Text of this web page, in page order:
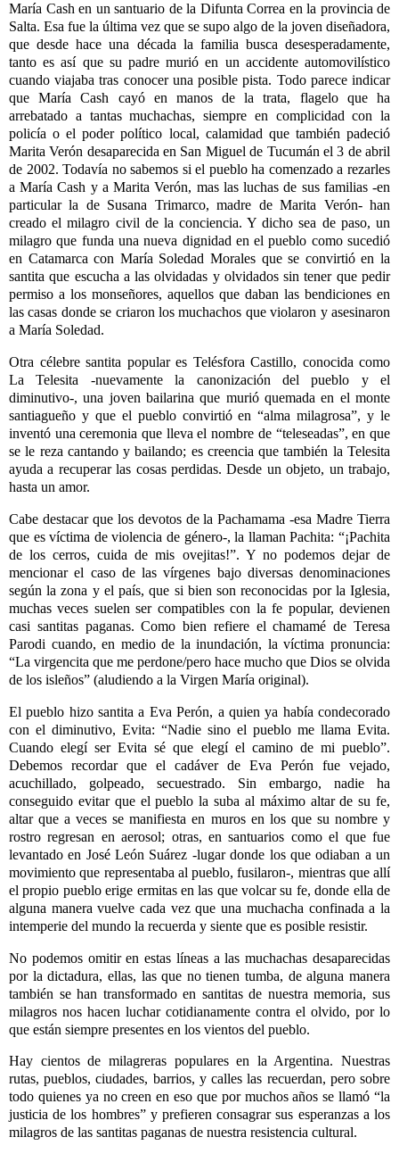
María Cash en un santuario de la Difunta Correa en la provincia de
Salta. Esa fue la última vez que se supo algo de la joven diseñadora,
que desde hace una década la familia busca desesperadamente,
tanto es así que su padre murió en un accidente automovilístico
cuando viajaba tras conocer una posible pista. Todo parece indicar
que María Cash cayó en manos de la trata, flagelo que ha
arrebatado a tantas muchachas, siempre en complicidad con la
policía o el poder político local, calamidad que también padeció
Marita Verón desaparecida en San Miguel de Tucumán el 3 de abril
de 2002. Todavía no sabemos si el pueblo ha comenzado a rezarles
a María Cash y a Marita Verón, mas las luchas de sus familias -en
particular la de Susana Trimarco, madre de Marita Verón- han
creado el milagro civil de la conciencia. Y dicho sea de paso, un
milagro que funda una nueva dignidad en el pueblo como sucedió
en Catamarca con María Soledad Morales que se convirtió en la
santita que escucha a las olvidadas y olvidados sin tener que pedir
permiso a los monseñores, aquellos que daban las bendiciones en
las casas donde se criaron los muchachos que violaron y asesinaron
a María Soledad.
Otra célebre santita popular es Telésfora Castillo, conocida como
La Telesita -nuevamente la canonización del pueblo y el
diminutivo-, una joven bailarina que murió quemada en el monte
santiagueño y que el pueblo convirtió en “alma milagrosa”, y le
inventó una ceremonia que lleva el nombre de “teleseadas”, en que
se le reza cantando y bailando; es creencia que también la Telesita
ayuda a recuperar las cosas perdidas. Desde un objeto, un trabajo,
hasta un amor.
Cabe destacar que los devotos de la Pachamama -esa Madre Tierra
que es víctima de violencia de género-, la llaman Pachita: “¡Pachita
de los cerros, cuida de mis ovejitas!”. Y no podemos dejar de
mencionar el caso de las vírgenes bajo diversas denominaciones
según la zona y el país, que si bien son reconocidas por la Iglesia,
muchas veces suelen ser compatibles con la fe popular, devienen
casi santitas paganas. Como bien refiere el chamamé de Teresa
Parodi cuando, en medio de la inundación, la víctima pronuncia:
“La virgencita que me perdone/pero hace mucho que Dios se olvida
de los isleños” (aludiendo a la Virgen María original).
El pueblo hizo santita a Eva Perón, a quien ya había condecorado
con el diminutivo, Evita: “Nadie sino el pueblo me llama Evita.
Cuando elegí ser Evita sé que elegí el camino de mi pueblo”.
Debemos recordar que el cadáver de Eva Perón fue vejado,
acuchillado, golpeado, secuestrado. Sin embargo, nadie ha
conseguido evitar que el pueblo la suba al máximo altar de su fe,
altar que a veces se manifiesta en muros en los que su nombre y
rostro regresan en aerosol; otras, en santuarios como el que fue
levantado en José León Suárez -lugar donde los que odiaban a un
movimiento que representaba al pueblo, fusilaron-, mientras que allí
el propio pueblo erige ermitas en las que volcar su fe, donde ella de
alguna manera vuelve cada vez que una muchacha confinada a la
intemperie del mundo la recuerda y siente que es posible resistir.
No podemos omitir en estas líneas a las muchachas desaparecidas
por la dictadura, ellas, las que no tienen tumba, de alguna manera
también se han transformado en santitas de nuestra memoria, sus
milagros nos hacen luchar cotidianamente contra el olvido, por lo
que están siempre presentes en los vientos del pueblo.
Hay cientos de milagreras populares en la Argentina. Nuestras
rutas, pueblos, ciudades, barrios, y calles las recuerdan, pero sobre
todo quienes ya no creen en eso que por muchos años se llamó “la
justicia de los hombres” y prefieren consagrar sus esperanzas a los
milagros de las santitas paganas de nuestra resistencia cultural.